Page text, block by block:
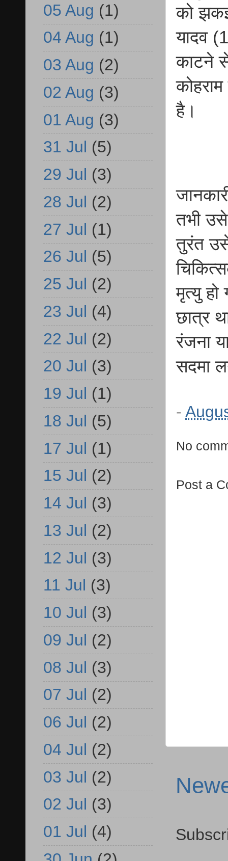
को
यादव
काटने
है।
तभी
तुरंत
मृत्यु
छात्र
रंजना
सदमा
-
No
Post a
05 Aug (1)
04 Aug (1)
03 Aug (2)
02 Aug (3)
01 Aug (3)
31 Jul (5)
29 Jul (3)
28 Jul (2)
27 Jul (1)
26 Jul (5)
25 Jul (2)
23 Jul (4)
22 Jul (2)
20 Jul (3)
19 Jul (1)
18 Jul (5)
17 Jul (1)
15 Jul (2)
14 Jul (3)
13 Jul (2)
12 Jul (3)
11 Jul (3)
10 Jul (3)
09 Jul (2)
08 Jul (3)
07 Jul (2)
06 Jul (2)
04 Jul (2)
03 Jul (2)
02 Jul (3)
01 Jul (4)